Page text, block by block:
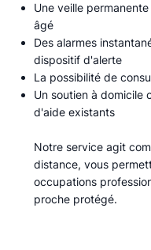
Une veille
âgé
Des alarmes
dispositif d'alerte
La possibilité de
Un soutien à domicile
d'aide existants
Notre service agit
distance, vous
occupations
proche protégé.